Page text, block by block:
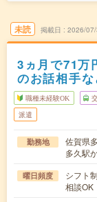
未読 掲載日 2026/
3ヵ月で71万
のお話相手な
職種未経験OK
派遣
勤務地
佐賀県
多久駅
曜日頻度
シフト
相談OK